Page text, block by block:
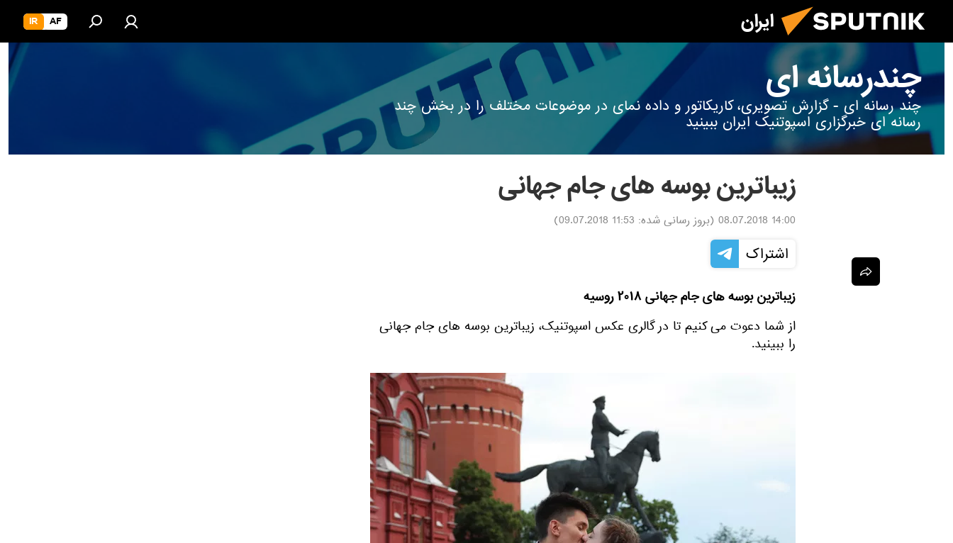
ایران AF
IR
چندرسانه ای
چند رسانه ای - گزارش تصویری، کاریکاتور و داده نمای در موضوعات مختلف را در بخش چند
رسانه ای خبرگزاری اسپوتنیک ایران ببینید
زیباترین بوسه های جام جهانی
14:00 08.07.2018 (بروز رسانی شده: 11:53 09.07.2018
)
اشتراک
زیباترین بوسه های جام جهانی ۲۰۱۸ روسیه
از شما دعوت می کنیم تا در گالری عکس اسپوتنیک، زیباترین بوسه های جام جهانی
را ببینید.